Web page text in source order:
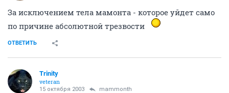
За исключением тела мамонта - которое уйдет само
по причине абсолютной трезвости
ОТВЕТИТЬ
Trinity
veteran
15 октября 2003 mammonth